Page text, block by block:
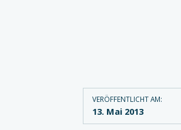
VERÖFFENTLICHT AM:
13. Mai 2013